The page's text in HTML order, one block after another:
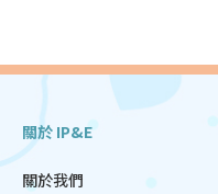
關於 IP&E
關於我們